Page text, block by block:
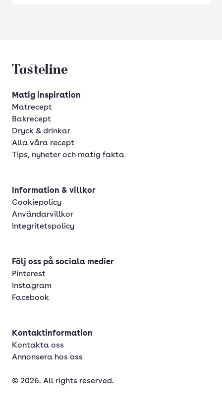
Tasteline startsida
Matig inspiration
Matrecept
Bakrecept
Dryck & drinkar
Alla våra recept
Tips, nyheter och matig fakta
Information & villkor
Cookiepolicy
Användarvillkor
Integritetspolicy
Följ oss på sociala medier
Pinterest
Instagram
Facebook
Kontaktinformation
Kontakta oss
Annonsera hos oss
© 2026. All rights reserved.